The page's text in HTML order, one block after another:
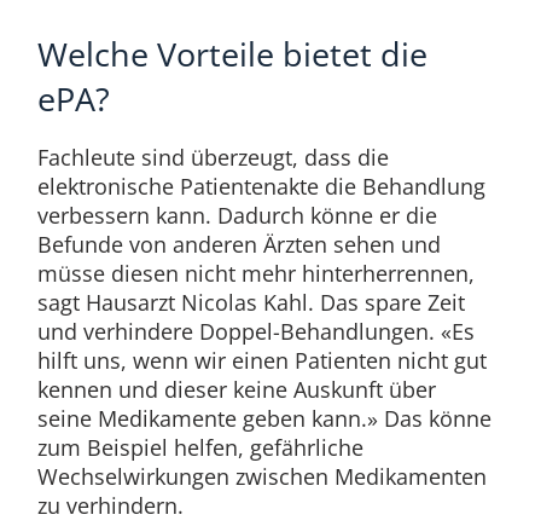
Welche Vorteile bietet die
ePA?
Fachleute sind überzeugt, dass die
elektronische Patientenakte die Behandlung
verbessern kann. Dadurch könne er die
Befunde von anderen Ärzten sehen und
müsse diesen nicht mehr hinterherrennen,
sagt Hausarzt Nicolas Kahl. Das spare Zeit
und verhindere Doppel-Behandlungen. «Es
hilft uns, wenn wir einen Patienten nicht gut
kennen und dieser keine Auskunft über
seine Medikamente geben kann.» Das könne
zum Beispiel helfen, gefährliche
Wechselwirkungen zwischen Medikamenten
zu verhindern.